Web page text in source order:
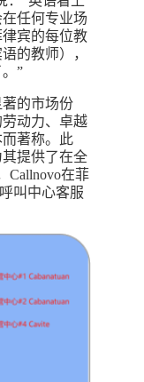
任何专业场
宾的每位教
的教师），
”
的市场份
动力、卓越
著称。此
提供了在全
Callnovo在菲
叫中心客服